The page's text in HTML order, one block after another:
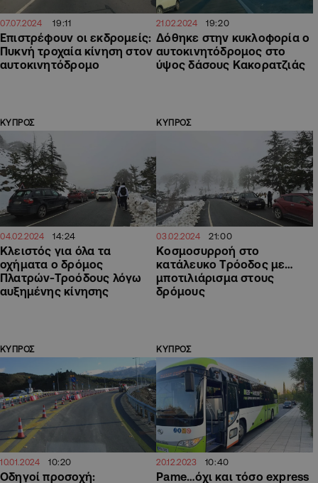
07.07.2024 19:11
Επιστρέφουν οι εκδρομείς:
Πυκνή τροχαία κίνηση στον
αυτοκινητόδρομο
21.02.2024 19:20
Δόθηκε στην κυκλoφορία ο
αυτοκινητόδρομος στο
ύψος δάσους Κακορατζιάς
ΚΥΠΡΟΣ
04.02.2024 14:24
Κλειστός για όλα τα
οχήματα ο δρόμος
Πλατρών-Τροόδους λόγω
αυξημένης κίνησης
ΚΥΠΡΟΣ
03.02.2024 21:00
Κοσμοσυρροή στο
κατάλευκο Τρόοδος με…
μποτιλιάρισμα στους
δρόμους
ΚΥΠΡΟΣ
10.01.2024 10:20
Οδηγοί προσοχή:
ΚΥΠΡΟΣ
20.12.2023 10:40
Pame…όχι και τόσο express